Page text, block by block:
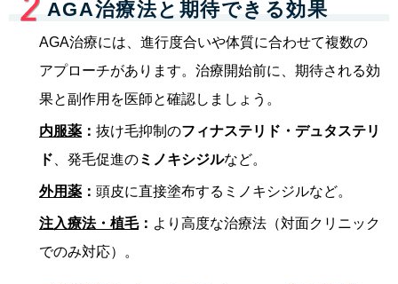
AGA治療法と期待できる効果
AGA治療には、進行度合いや体質に合わせて複数の
アプローチがあります。治療開始前に、期待される効
果と副作用を医師と確認しましょう。
内服薬 ： 抜け毛抑制のフィナステリド・デュタステリ
ド 、発毛促進のミノキシジルなど。
外用薬 ： 頭皮に直接塗布するミノキシジルなど。
注入療法・植毛： より高度な治療法（対面クリニック
でのみ対応）。